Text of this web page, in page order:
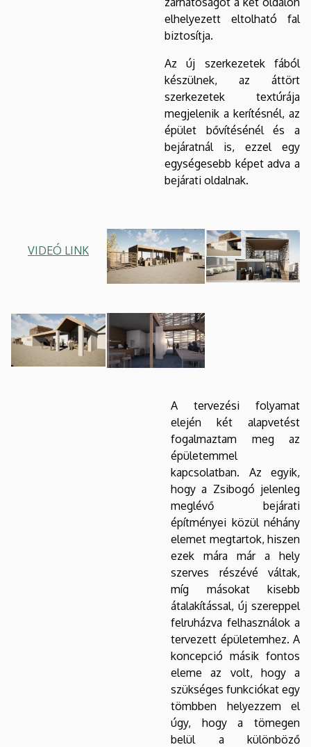
elhelyezett eltolható fal
biztosítja.
Az új szerkezetek fából
készülnek, az áttört
szerkezetek textúrája
megjelenik a kerítésnél, az
épület bővítésénél és a
bejáratnál is, ezzel egy
egységesebb képet adva a
bejárati oldalnak.
VIDEÓ LINK
A tervezési folyamat
elején két alapvetést
fogalmaztam meg az
épületemmel
kapcsolatban. Az egyik,
hogy a Zsibogó jelenleg
meglévő bejárati
építményei közül néhány
elemet megtartok, hiszen
ezek mára már a hely
szerves részévé váltak,
míg másokat kisebb
átalakítással, új szereppel
felruházva felhasználok a
tervezett épületemhez. A
koncepció másik fontos
eleme az volt, hogy a
szükséges funkciókat egy
tömbben helyezzem el
úgy, hogy a tömegen
belül a különböző